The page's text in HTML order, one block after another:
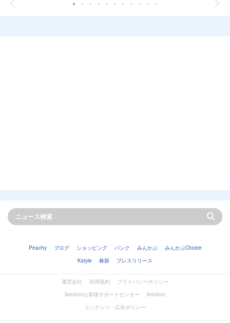
Peachy ブログ ショッピング バンク みんかぶ
みんかぶChoice
Kstyle
株探 プレスリリース
運営会社 利用規約
プライバシーポリシー
livedoorお客様サポートセンター
livedoor
コンテンツ・広告ポリシー